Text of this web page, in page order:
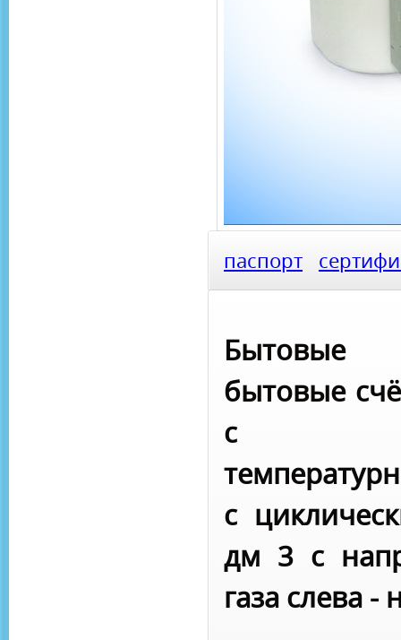
паспорт
Бытовые
бытовые
с
с
дм 3 с
газа слева -